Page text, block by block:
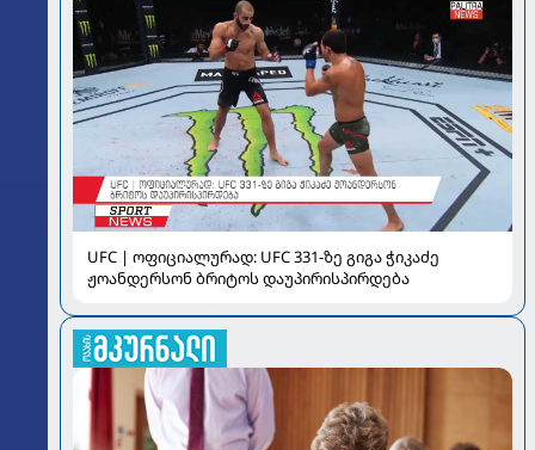
UFC | ოფიციალურად: UFC 331-ზე გიგა ჭიკაძე
ჟოანდერსონ ბრიტოს დაუპირისპირდება